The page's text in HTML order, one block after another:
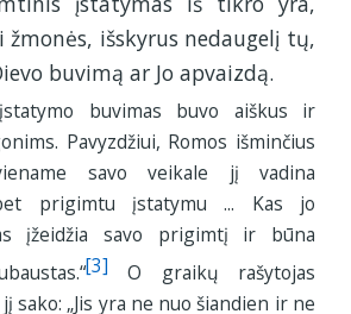
žmonės, išskyrus nedaugelį tų,
buvimą ar Jo apvaizdą.
buvimas buvo aiškus ir
Pavyzdžiui, Romos išminčius
savo veikale jį vadina
prigimtu įstatymu ... Kas jo
įžeidžia savo prigimtį ir būna
[3] O graikų rašytojas
sako: „Jis yra ne nuo šiandien ir ne